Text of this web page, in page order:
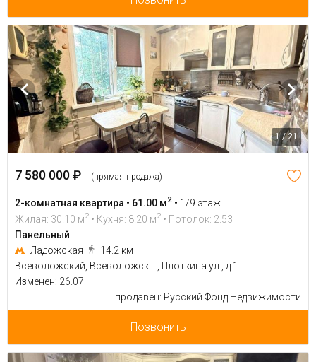
1 / 21
7 580 000 ₽ (прямая продажа)
2-комнатная квартира • 61.00 м2 • 1/9 этаж
Жилая: 30.10 м2 • Кухня: 8.20 м2 • Потолок: 2.53
Панельный
Ладожская
14.2 км
Всеволожский, Всеволожск г., Плоткина ул., д 1
Изменен: 26.07
продавец: Русский Фонд Недвижимости
Позвонить